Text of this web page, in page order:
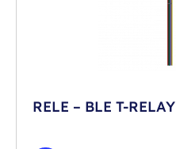
RELE – BLE T-RELAY